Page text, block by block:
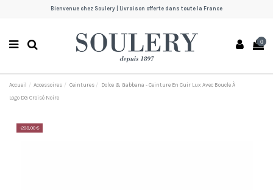
Bienvenue chez Soulery | Livraison offerte dans toute la France
0
Accueil Accessoires Ceintures Dolce & Gabbana - Ceinture En Cuir Lux Avec Boucle À
Logo DG Croisé Noire
-208,00 €